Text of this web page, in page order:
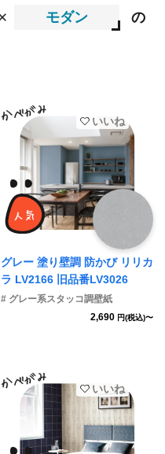
モダン
の
いいね
グレー 塗り壁調 防かび リリカ
ラ LV2166 旧品番LV3026
# グレー系スタッコ調壁紙
2,690 円(税込)〜
いいね